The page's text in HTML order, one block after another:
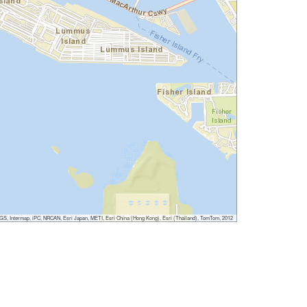
Intermap, iPC, NRCAN, Esri Japan, METI, Esri China (Hong Kong), Esri (Thailand), TomTom, 2012